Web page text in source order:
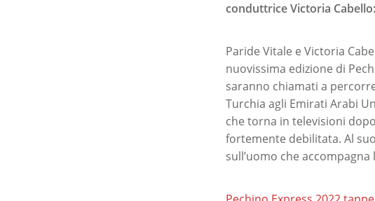
conduttrice Victoria
Paride Vitale e Victoria
nuovissima edizione di
saranno chiamati a
Turchia agli Emirati Arabi
che torna in televisioni
fortemente debilitata. Al
sull’uomo che